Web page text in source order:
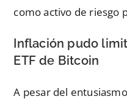
como activo de riesgo
Inflación pudo
ETF de Bitcoin
A pesar del